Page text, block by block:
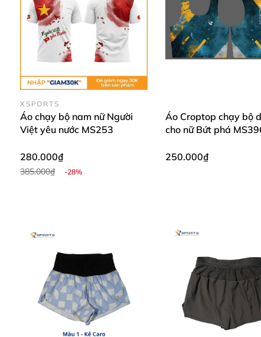
hotline0969.959.168để được tư vấn và đặt hàng nhanh
XSPORTS
Áo chạy bộ nam nữ Người
Việt yêu nước MS253
280.000₫
385.000₫ -28%
Áo Croptop chạy bộ
cho nữ Bứt phá
250.000₫